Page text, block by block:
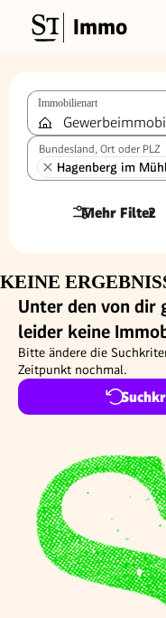
Immo
Immobilienart
Bundesland, Ort oder PLZ
Hagenberg im
Mehr Filter
2
KEINE
Unter den von dir
leider keine
Bitte ändere die
Zeitpunkt nochmal.